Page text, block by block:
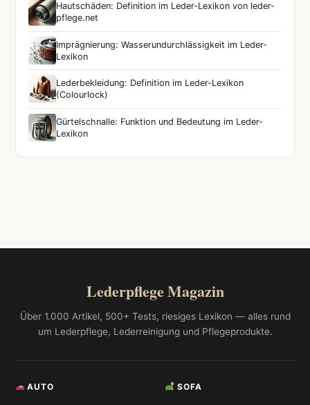
Hautschäden: Definition im Leder-Lexikon von leder-
pflege.net
Imprägnierung: Wasserundurchlässigkeit im Leder-
Lexikon
Lederbekleidung: Definition im Leder-Lexikon
(Colourlock)
Gürtelschnalle: Funktion und Bedeutung im Leder-
Lexikon
Lederpflege Magazin
Über 1.000 Artikel, 500+ Tests, riesiges Lexikon — alles rund
um Lederpflege, Lederreinigung und Pflegeprodukte.
AUTO SOFA